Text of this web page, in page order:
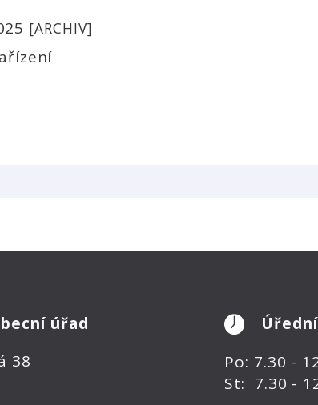
[ARCHIV]
úřad
38
Po: 7.30 -
St: 7.30 -